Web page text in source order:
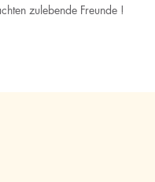
zulebende Freunde !